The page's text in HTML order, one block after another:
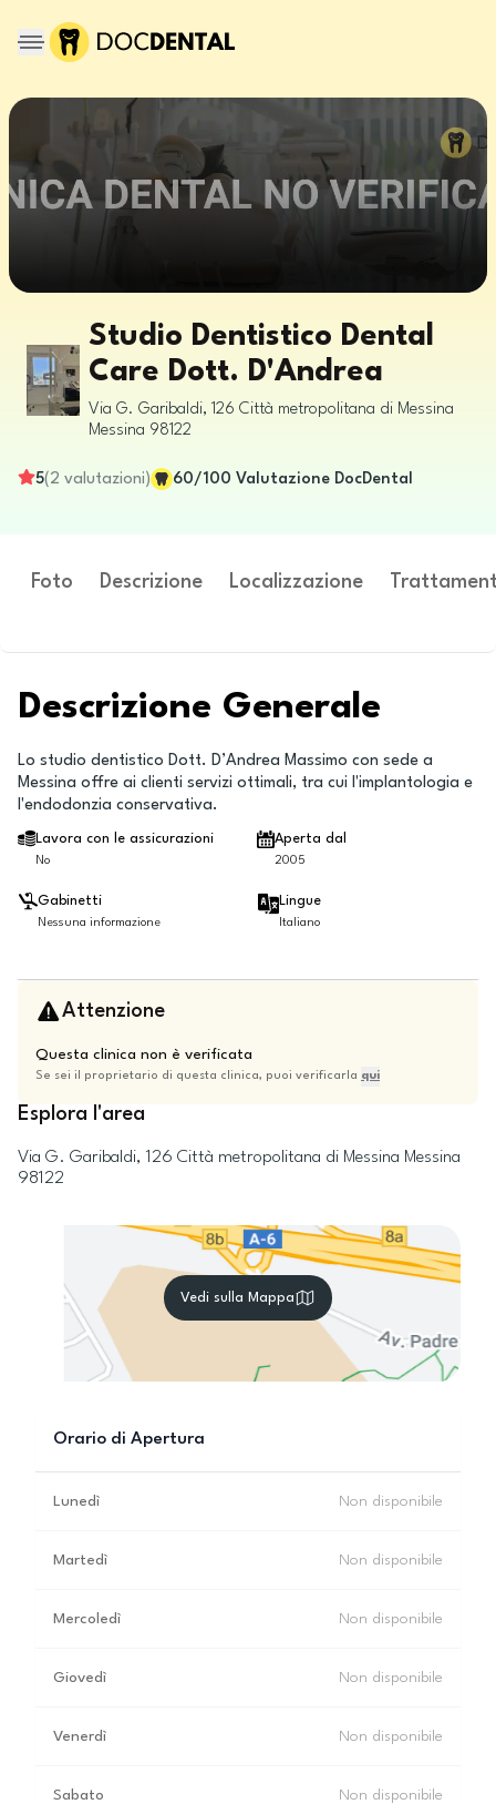
Studio Dentistico Dental
Care Dott. D'Andrea
Via G. Garibaldi, 126 Città metropolitana di Messina
Messina 98122
5( 2 valutazioni) 60/100 Valutazione DocDental
Foto Descrizione Localizzazione
Descrizione Generale
Lo studio dentistico Dott. D’Andrea Massimo con sede a
Messina offre ai clienti servizi ottimali, tra cui l'implantologia e
l'endodonzia conservativa.
Lavora con le assicurazioni
No
Aperta dal
2005
Gabinetti
Nessuna informazione
Lingue
Italiano
Attenzione
Questa clinica non è verificata
Se sei il proprietario di questa clinica, puoi verificarla qui
Esplora l'area
Via G. Garibaldi, 126 Città metropolitana di Messina Messina
98122
Vedi sulla Mappa
Orario di Apertura
Lunedì Non disponibile
Martedì Non disponibile
Mercoledì Non disponibile
Giovedì Non disponibile
Venerdì Non disponibile
Sabato Non disponibile